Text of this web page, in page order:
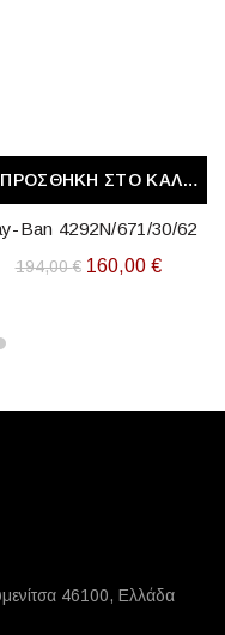
ΠΡΟΣΘΉΚΗ ΣΤΟ ΚΑΛΆΘΙ
Ban 4292N/671/30/62
194,00€ Original
160,00 €Η
46100, Ελλάδα